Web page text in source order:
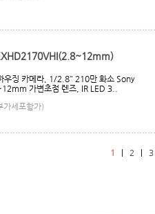
우징 카메라, 1/2.8" 210만 화소 Sony
가변초점 렌즈, IR LED 3..
가세포함가)
1 | 2 | 3